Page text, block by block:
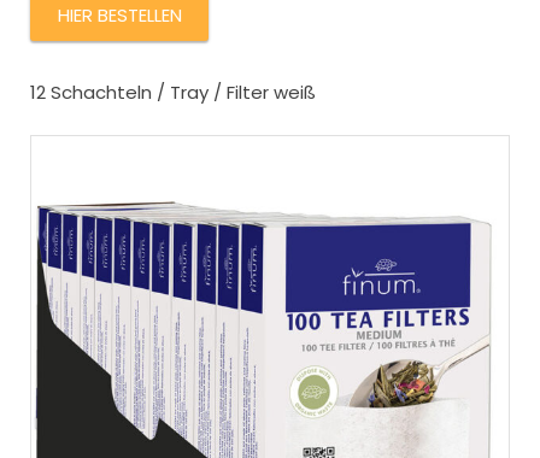
HIER BESTELLEN
12 Schachteln / Tray / Filter weiß